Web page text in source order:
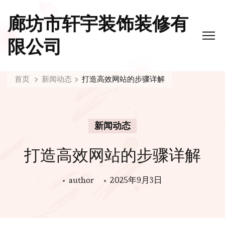
廊坊市轩宇装饰装修有
限公司
首页 新闻动态 打造高效网站的步骤详解
新闻动态
打造高效网站的步骤详解
author 2025年9月3日